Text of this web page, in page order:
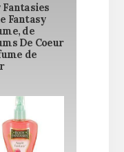
Fantasies
Fantasy
de
De Coeur
de